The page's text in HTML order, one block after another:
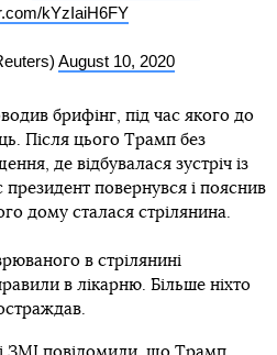
kYzIaiH6FY
August 10, 2020
брифінг, під час якого до
Після цього Трамп без
де відбувалася зустріч із
повернувся і пояснив
дому сталася стрілянина.
в стрілянині
в лікарню. Більше ніхто